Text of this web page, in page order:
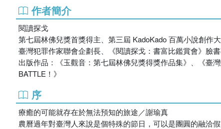
作者簡介
閱讀探戈
第七屆林佛兒獎首獎得主、第三屆 KadoKado 百萬小說創作
臺灣犯罪作家聯會企劃長、《閱讀探戈：書富比鑑賞會》臉
出版作品：《玉觀音：第七屆林佛兒獎得獎作品集》、《臺
BATTLE！》
序
療癒的可能就存在於無法預知的旅途／謝瑜真
農曆過年對臺灣人來說是個特殊的節日，可以是團圓的融洽